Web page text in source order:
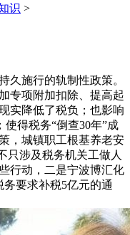
识 >
施行的轨制性政策。
专项附加扣除、提高起
实降低了税负；也影响
使得税务“倒查30年”成
，城镇职工根基养老安
只涉及税务机关工做人
行动，二是宁波博汇化
要求补税5亿元的通